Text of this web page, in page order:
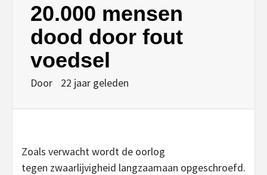
20.000 mensen
dood door fout
voedsel
Door 22 jaar geleden
Zoals verwacht wordt de oorlog
tegen zwaarlijvigheid langzaamaan opgeschroefd.